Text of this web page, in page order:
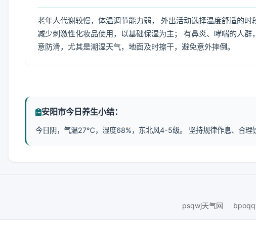
老年人代谢较慢，体温调节能力弱， 外出活动选择温度舒适的
减少刺激性化妆品使用，以基础保湿为主； 有鼻炎、哮喘的人
意防滑，尤其是潮湿天气，地面及时擦干，避免意外摔倒。
安阳市今日养生小结：
今日阴，气温27℃，湿度68%，东北风4-5级。 坚持规律作息、合理
psqwj天气网